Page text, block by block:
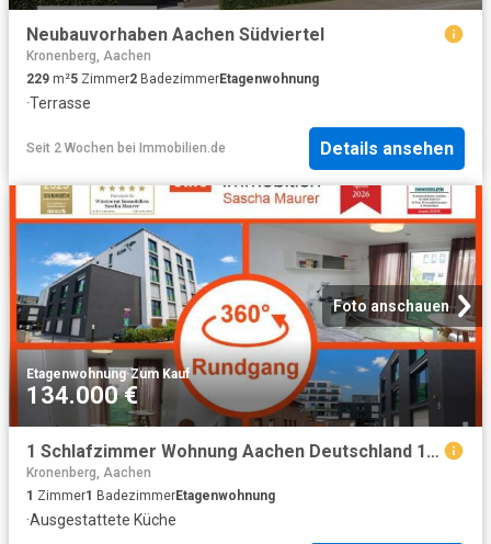
Neubauvorhaben Aachen Südviertel
Kronenberg, Aachen
229 m²5 Zimmer2 BadezimmerEtagenwohnung
·Terrasse
Seit 2 Wochen bei Immobilien.de Details ansehen
Foto anschauen
Etagenwohnung·Zum Kauf
134.000 €
1 Schlafzimmer Wohnung Aachen Deutschland 102885817
Kronenberg, Aachen
1 Zimmer1 BadezimmerEtagenwohnung
·Ausgestattete Küche